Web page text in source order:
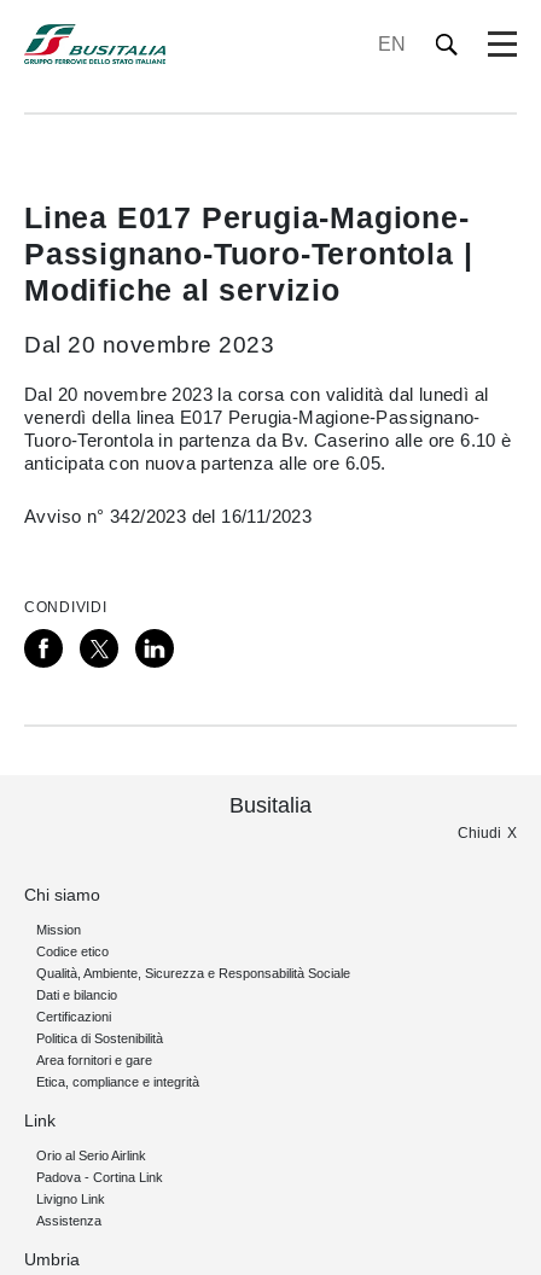
EN
Linea E017 Perugia-Magione-
Passignano-Tuoro-Terontola |
Modifiche al servizio
Dal 20 novembre 2023
Dal 20 novembre 2023 la corsa con validità dal lunedì al
venerdì della linea E017 Perugia-Magione-Passignano-
Tuoro-Terontola in partenza da Bv. Caserino alle ore 6.10 è
anticipata con nuova partenza alle ore 6.05.
Avviso n° 342/2023 del 16/11/2023
CONDIVIDI
Busitalia
Chiudi
Chi siamo
Mission
Codice etico
Qualità, Ambiente, Sicurezza e Responsabilità Sociale
Dati e bilancio
Certificazioni
Politica di Sostenibilità
Area fornitori e gare
Etica, compliance e integrità
Link
Orio al Serio Airlink
Padova - Cortina Link
Livigno Link
Assistenza
Umbria